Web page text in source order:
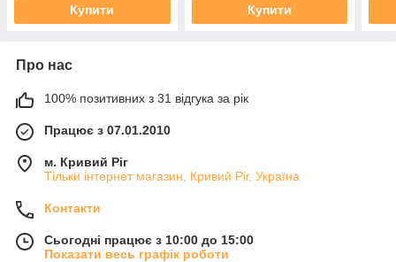
Купити Купити
Про нас
100% позитивних з 31 відгука за рік
Працює з 07.01.2010
м. Кривий Ріг
Тільки інтернет магазин, Кривий Ріг, Україна
Контакти
Сьогодні працює з 10:00 до 15:00
Показати весь графік роботи